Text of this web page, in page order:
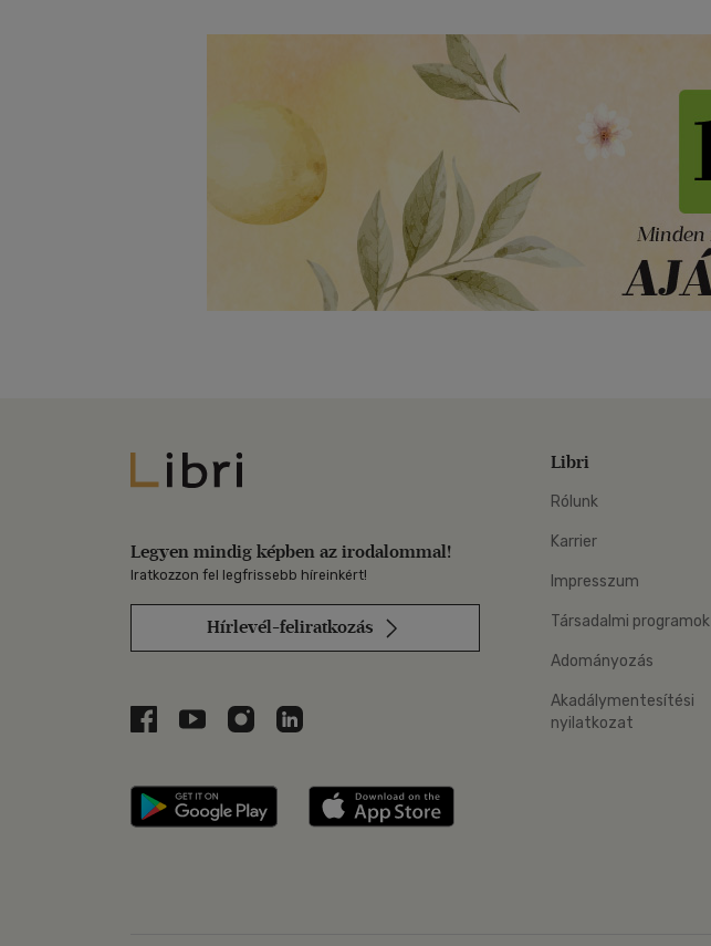
Libri
Legyen mindig képben az irodalommal!
Iratkozzon fel legfrissebb híreinkért!
Hírlevél-feliratkozás
Libri a Facebookon
Libri a Youtube-on
Libri az Instagramon
Libri a LinkedInen
Libri applikáció Szerezd meg: Google Play
Libri
Rólunk
Karrier
Impresszum
Társadalmi programok
Adományozás
Akadálymentesítési
nyilatkozat